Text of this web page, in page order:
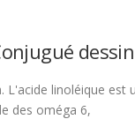
dessin
L'acide linoléique est
des oméga 6,